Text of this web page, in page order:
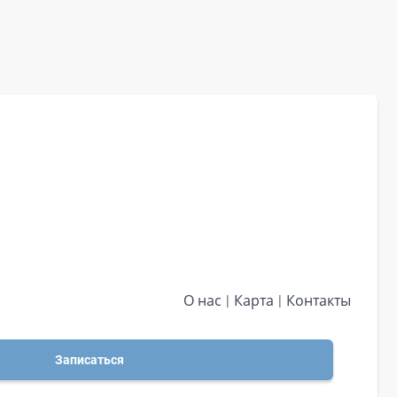
О нас Карта Контакты
Записаться